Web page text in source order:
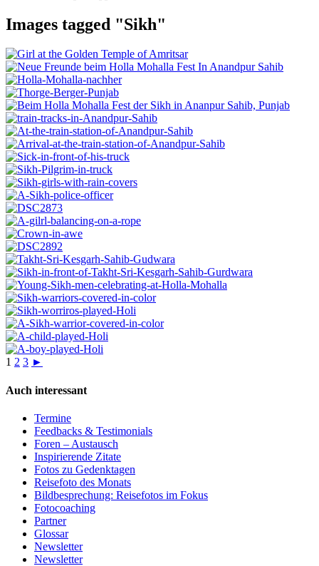
Images tagged "Sikh"
1 2 3 ►
Auch interessant
Termine
Feedbacks & Testimonials
Foren – Austausch
Inspirierende Zitate
Fotos zu Gedenktagen
Reisefoto des Monats
Bildbesprechung: Reisefotos im Fokus
Fotocoaching
Partner
Glossar
Newsletter
Newsletter